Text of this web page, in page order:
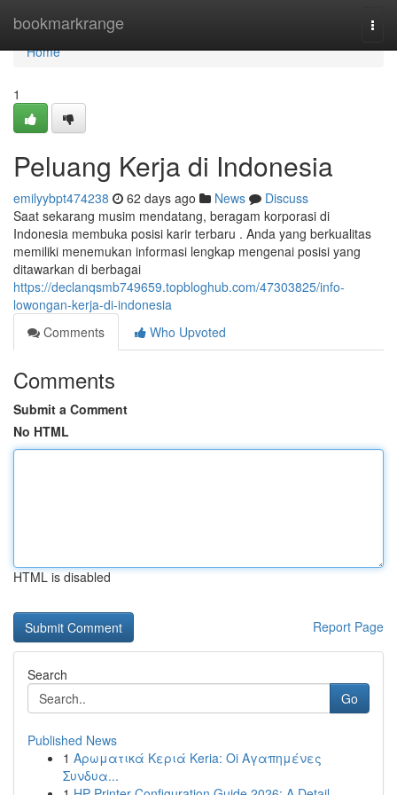
bookmarkrange
Home
Home
1
Peluang Kerja di Indonesia
emilyybpt474238 62 days ago News
Discuss
Saat sekarang musim mendatang, beragam korporasi di
Indonesia membuka posisi karir terbaru . Anda yang berkualitas
memiliki menemukan informasi lengkap mengenai posisi yang
ditawarkan di berbagai
https://declanqsmb749659.topbloghub.com/47303825/info-
lowongan-kerja-di-indonesia
Comments
Who Upvoted
Comments
Submit a Comment
No HTML
HTML is disabled
Report Page
Search
Go
Published News
1 Αρωματικά Κεριά Keria: Oi Αγαπημένες
Συνδυα...